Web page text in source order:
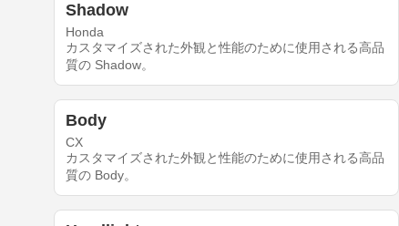
Shadow
Honda
カスタマイズされた外観と性能のために使用される高品
質の Shadow。
Body
CX
カスタマイズされた外観と性能のために使用される高品
質の Body。